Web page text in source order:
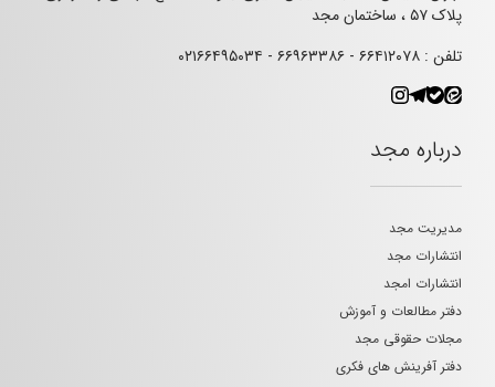
پلاک ۵۷ ، ساختمان مجد
تلفن : ۶۶۴۱۲۰۷۸ - ۶۶۹۶۳۳۸۶ - ۰۲۱۶۶۴۹۵۰۳۴
درباره مجد
مدیریت مجد
انتشارات مجد
انتشارات امجد
دفتر مطالعات و آموزش
مجلات حقوقی مجد
دفتر آفرینش های فکری